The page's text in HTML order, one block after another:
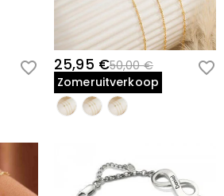
25,95 €50,00 €
Zomeruitverkoop